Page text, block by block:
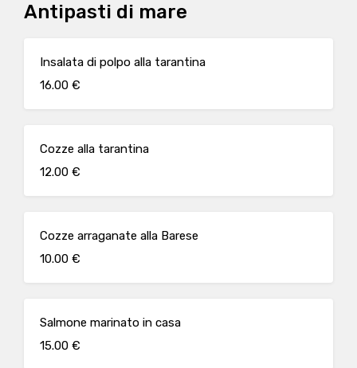
Antipasti di mare
Insalata di polpo alla tarantina
16.00 €
Cozze alla tarantina
12.00 €
Cozze arraganate alla Barese
10.00 €
Salmone marinato in casa
15.00 €